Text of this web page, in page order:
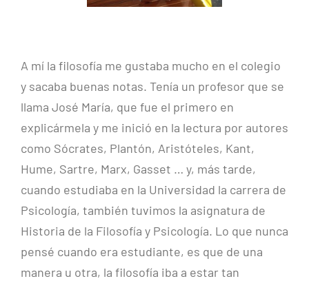
A mí la filosofía me gustaba mucho en el colegio
y sacaba buenas notas. Tenía un profesor que se
llama José María, que fue el primero en
explicármela y me inició en la lectura por autores
como Sócrates, Plantón, Aristóteles, Kant,
Hume, Sartre, Marx, Gasset … y, más tarde,
cuando estudiaba en la Universidad la carrera de
Psicología, también tuvimos la asignatura de
Historia de la Filosofía y Psicología. Lo que nunca
pensé cuando era estudiante, es que de una
manera u otra, la filosofía iba a estar tan